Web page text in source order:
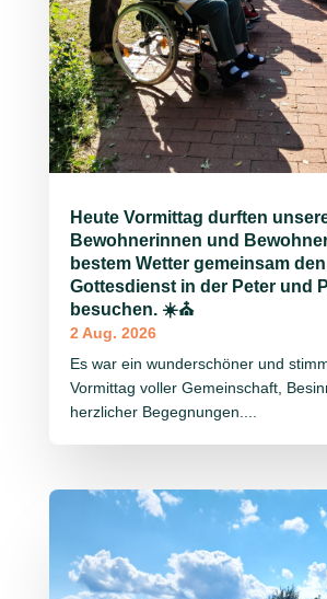
Heute Vormittag durften
Bewohnerinnen und
bestem Wetter gemeinsam den
Gottesdienst in der Peter und
besuchen. ☀️⛪
2 Aug. 2026
Es war ein wunderschöner und
Vormittag voller Gemeinschaft,
herzlicher Begegnungen....